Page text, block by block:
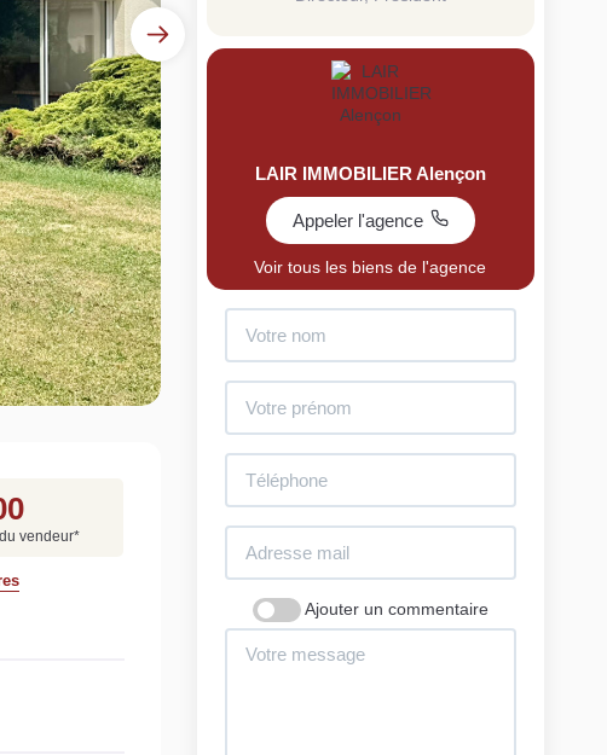
Gratuit
Estimez votre bien en ligne.
Rapide et gratuit, recevez votre estimation en
quelques clics.
Estimer mon bien maintenant
vendeur*
LAIR IMMOBILIER Alençon
Appeler l'agence
Voir tous les biens de l'agence
Ajouter un commentaire